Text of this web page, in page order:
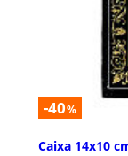
-40%
Caixa 14x10